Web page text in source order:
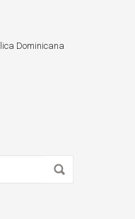
Dominicana